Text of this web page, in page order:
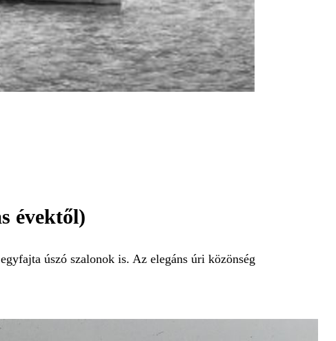
évektől)
úszó szalonok is. Az elegáns úri közönség